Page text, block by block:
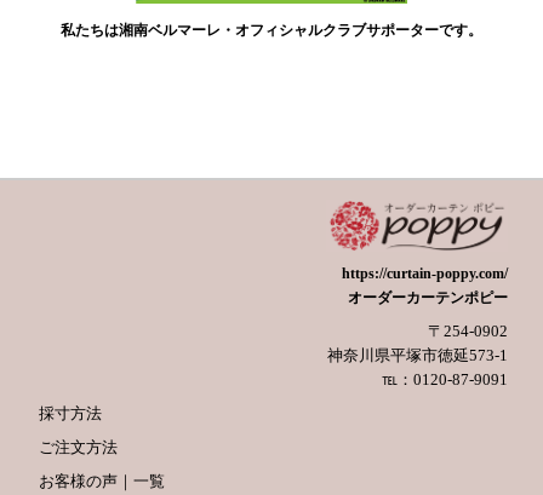
私たちは湘南ベルマーレ・オフィシャルクラブサポーターです。
https://curtain-poppy.com/
オーダーカーテンポピー
〒254-0902
神奈川県平塚市徳延573-1
℡：0120-87-9091
採寸方法
ご注文方法
お客様の声｜一覧